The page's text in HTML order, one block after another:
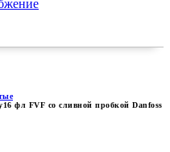
фл FVF со сливной пробкой Danfoss